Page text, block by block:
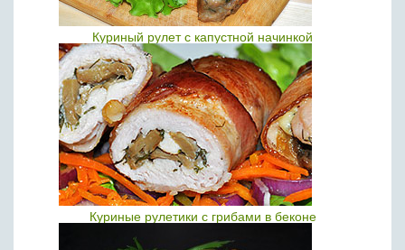
Куриный рулет с капустной начинкой
Куриные рулетики с грибами в беконе